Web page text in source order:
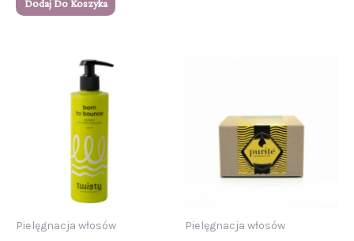
Dodaj Do Koszyka
Pielęgnacja włosów Pielęgnacja włosów